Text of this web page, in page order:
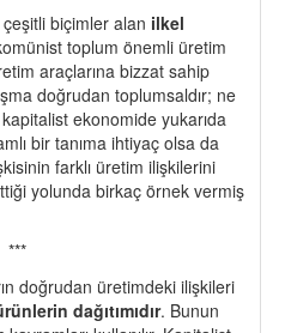
biçimler alan ilkel
toplum önemli üretim
araçlarına bizzat sahip
doğrudan toplumsaldır; ne
ekonomide yukarıda
bir tanıma ihtiyaç olsa da
farklı üretim ilişkilerini
yolunda birkaç örnek vermiş
***
doğrudan üretimdeki ilişkileri
dağıtımıdır. Bunun